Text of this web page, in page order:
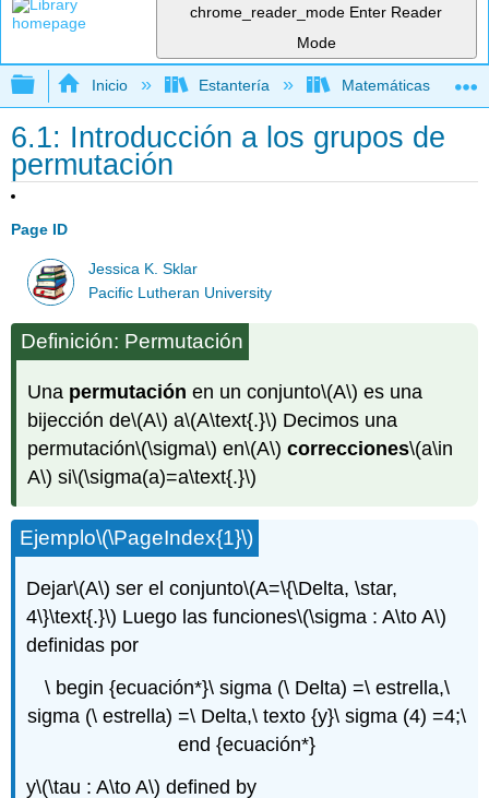
chrome_reader_mode Enter Reader
Mode
Expandir/contraer jerarquía global
Inicio Estantería Matemáticas
6.1: Introducción a los grupos de
permutación
Page ID
Jessica K. Sklar
Pacific Lutheran University
Definición: Permutación
Una permutación en un conjunto\(A\) es una
bijección de\(A\) a\(A\text{.}\) Decimos una
permutación\(\sigma\) en\(A\) correcciones\(a\in
A\) si\(\sigma(a)=a\text{.}\)
Ejemplo\(\PageIndex{1}\)
Dejar\(A\) ser el conjunto\(A=\{\Delta, \star,
4\}\text{.}\) Luego las funciones\(\sigma : A\to A\)
definidas por
\ begin {ecuación*}\ sigma (\ Delta) =\ estrella,\
sigma (\ estrella) =\ Delta,\ texto {y}\ sigma (4) =4;\
end {ecuación*}
y\(\tau : A\to A\) defined by